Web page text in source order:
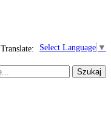
Select Language ▼
Translate:
Szukaj